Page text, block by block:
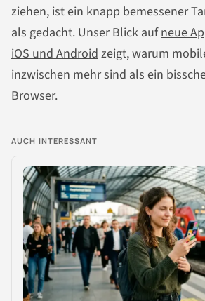
ziehen, ist ein knapp bemessener
als gedacht. Unser Blick aufneue
iOS und Android zeigt, warum
inzwischen mehr sind als ein
Browser.
AUCH INTERESSANT